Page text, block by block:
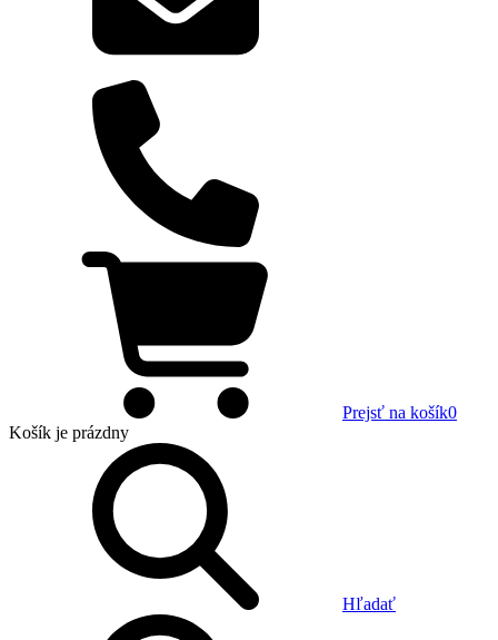
Prejsť na košík0
Košík je prázdny
Hľadať